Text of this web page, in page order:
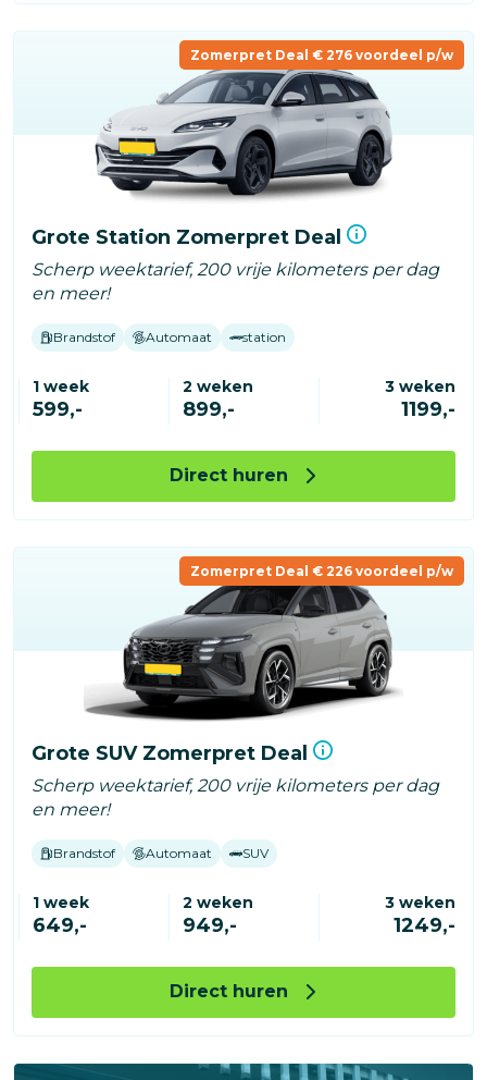
Zomerpret Deal € 276 voordeel p/w
Grote Station Zomerpret Deal
Scherp weektarief, 200 vrije kilometers per dag
en meer!
Brandstof Automaat station
1 week
599,-
2 weken
899,-
3 weken
1199,-
Direct huren
Zomerpret Deal € 226 voordeel p/w
Grote SUV Zomerpret Deal
Scherp weektarief, 200 vrije kilometers per dag
en meer!
Brandstof Automaat SUV
1 week
649,-
2 weken
949,-
3 weken
1249,-
Direct huren